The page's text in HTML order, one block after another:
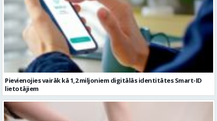
Pievienojies vairāk kā 1,2 miljoniem digitālās identitātes Smart-ID
lietotājiem